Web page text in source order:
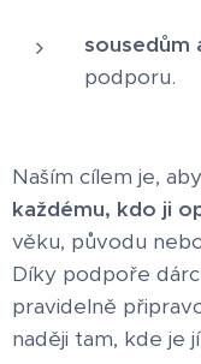
sousedům
podporu.
Naším cílem je,
každému, kdo ji
věku, původu
Díky podpoře
pravidelně
naději tam, kde je